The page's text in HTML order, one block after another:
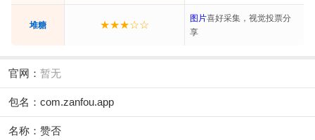
堆糖 ★★★☆☆
图片喜好采集，视觉投票分
享
官网： 暂无
包名：com.zanfou.app
名称：赞否